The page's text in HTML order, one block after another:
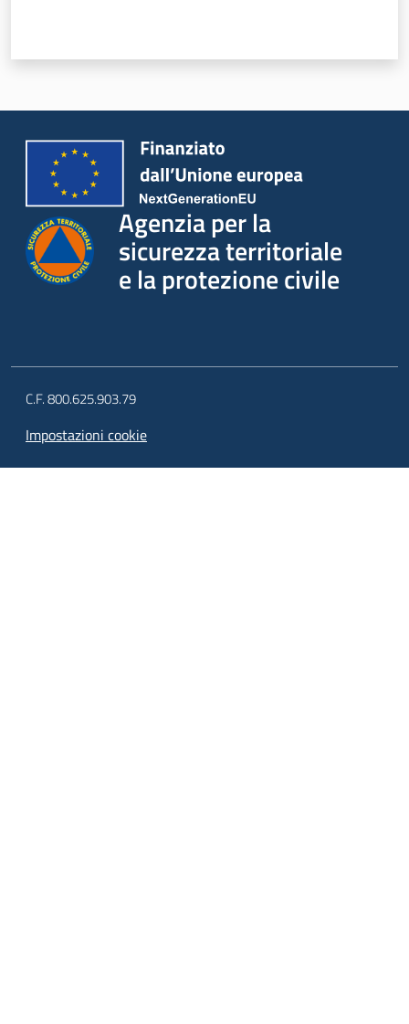
Piani Programmi
Progetti
Agenzia per la
sicurezza territoriale
e la protezione civile
C.F. 800.625.903.79
Impostazioni cookie